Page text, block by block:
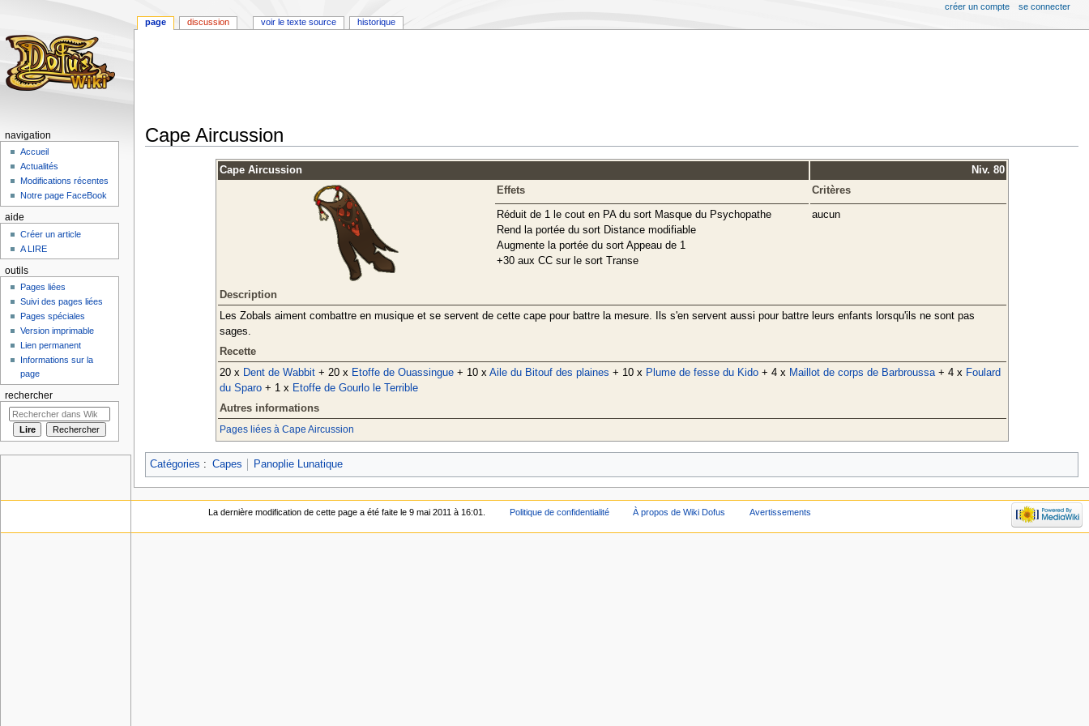
Cape Aircussion
Cape Aircussion
Niv. 80
Effets
Critères
Réduit de 1 le cout en PA du sort Masque du Psychopathe
Rend la portée du sort Distance modifiable
Augmente la portée du sort Appeau de 1
+30 aux CC sur le sort Transe
aucun
Description
Les Zobals aiment combattre en musique et se servent de cette cape pour battre la mesure. Ils s'en servent aussi pour battre leurs enfants lorsqu'ils ne sont pas
sages.
Recette
20 x Dent de Wabbit+ 20 x Etoffe de Ouassingue+ 10 x Aile du Bitouf des plaines + 10 x Plume de fesse du Kido+ 4 x Maillot de corps de Barbroussa+ 4 x Foulard
du Sparo+ 1 x Etoffe de Gourlo le Terrible
Autres informations
Pages liées à Cape Aircussion
Catégories : Capes Panoplie Lunatique
page discussion voir le texte source historique
créer un compte se connecter
navigation
Accueil
Actualités
Modifications récentes
Notre page FaceBook
aide
Créer un article
A LIRE
outils
Pages liées
Suivi des pages liées
Pages spéciales
Version imprimable
Lien permanent
Informations sur la
page
rechercher
La dernière modification de cette page a été faite le 9 mai 2011 à 16:01. Politique de confidentialité À propos de Wiki Dofus Avertissements